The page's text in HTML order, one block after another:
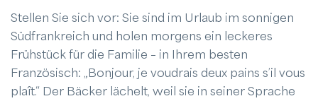
Stellen Sie sich vor: Sie sind im Urlaub im sonnigen
Südfrankreich und holen morgens ein leckeres
Frühstück für die Familie – in Ihrem besten
Französisch: „Bonjour, je voudrais deux pains s’il vous
plaît.“ Der Bäcker lächelt, weil sie in seiner Sprache